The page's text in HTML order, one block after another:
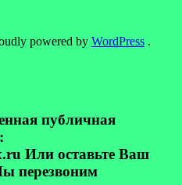
powered by WordPress .
публичная
Или оставьте Ваш
перезвоним